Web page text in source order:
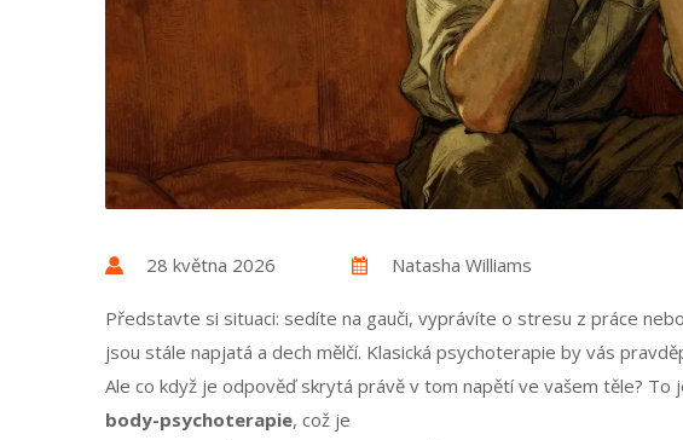
28 května 2026 Natasha Williams
Představte si situaci: sedíte na gauči, vyprávíte o stresu z práce
jsou stále napjatá a dech mělčí. Klasická psychoterapie by vás
Ale co když je odpověď skrytá právě v tom napětí ve vašem těle? To
body-psychoterapie, což je